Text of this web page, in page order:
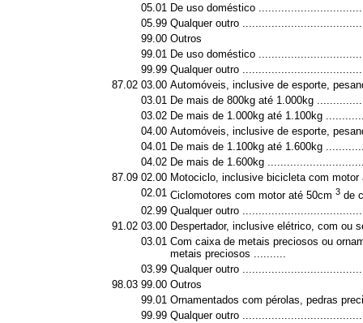
05.01 De uso doméstico
05.99 Qualquer outro
99.00 Outros
99.01 De uso doméstico
99.99 Qualquer outro
87.02 03.00 Automóveis, inclusive de esporte,
03.01 De mais de 800kg até 1.000kg
03.02 De mais de 1.000kg até 1.100kg
04.00 Automóveis, inclusive de esporte,
04.01 De mais de 1.100kg até 1.600kg
04.02 De mais de 1.600kg
87.09 02.00 Motociclo, inclusive bicicleta com motor
02.01 Ciclomotores com motor até 50cm 3 de
02.99 Qualquer outro
91.02 03.00 Despertador, inclusive elétrico, com ou
03.01 Com caixa de metais preciosos ou
metais preciosos ..........
03.99 Qualquer outro
98.03 99.00 Outros
99.01 Ornamentados com pérolas, pedras
99.99 Qualquer outro